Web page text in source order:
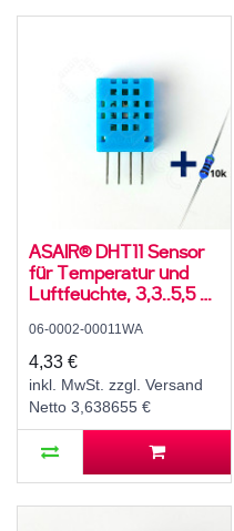
ASAIR® DHT11 Sensor
für Temperatur und
Luftfeuchte, 3,3..5,5 V,
± 2 °C, mit 10K
Widerstand und
Anleitung
06-0002-00011WA
4,33 €
inkl. MwSt. zzgl. Versand
Netto 3,638655 €